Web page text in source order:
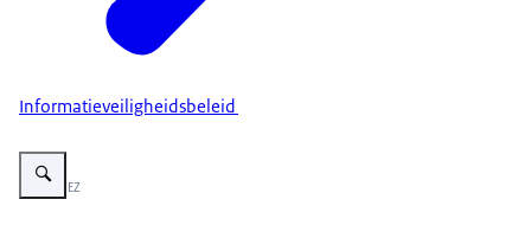
Informatieveiligheidsbeleid
Vergroot afbeelding Visuele ondersteuning bij Bescherm je omgeving.
Beeld: © EZ